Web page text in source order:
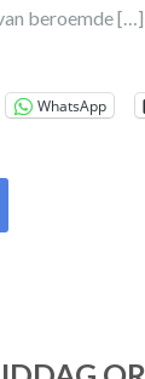
beroemde […]
WhatsApp